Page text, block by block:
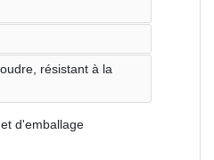
résistant à la
d'emballage